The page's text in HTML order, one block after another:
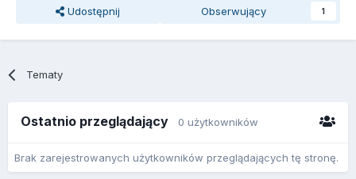
Udostępnij Obserwujący 1
Tematy
Ostatnio przeglądający 0 użytkowników
Brak zarejestrowanych użytkowników przeglądających tę stronę.